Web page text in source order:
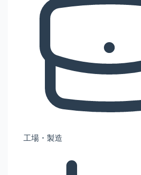
工場・製造